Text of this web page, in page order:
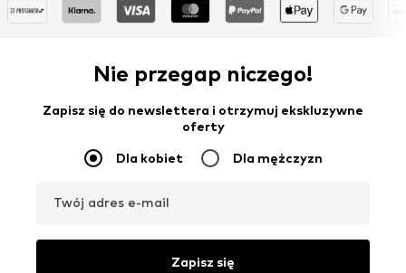
Nie przegap niczego!
Zapisz się do newslettera i otrzymuj ekskluzywne
oferty
Dla kobiet Dla mężczyzn
Twój adres e-mail
Zapisz się